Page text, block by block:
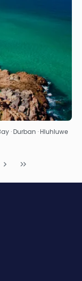
· Durban · Hluhluwe